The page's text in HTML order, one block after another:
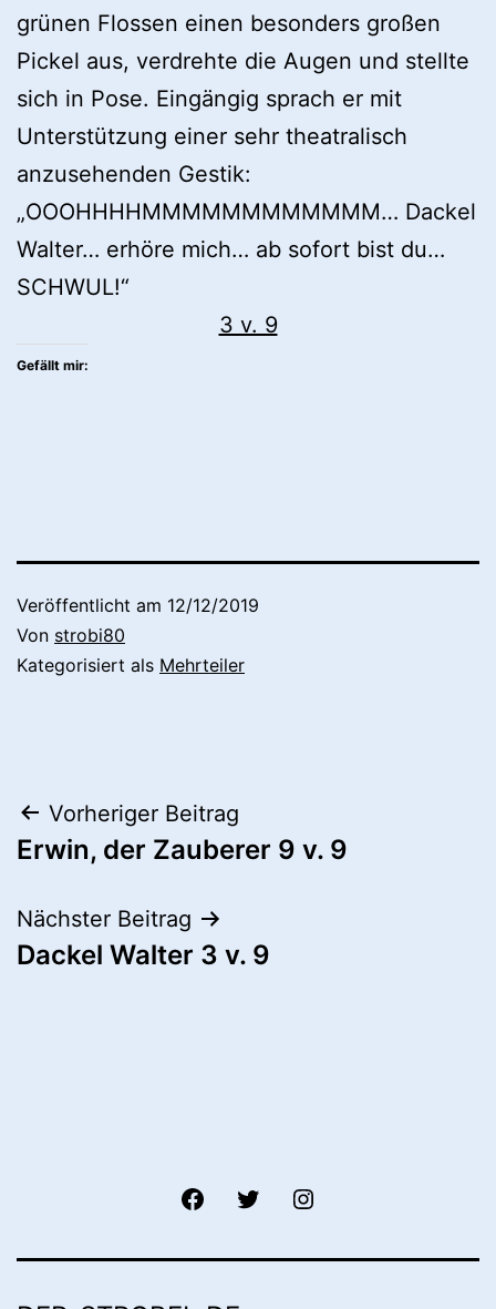
grünen Flossen einen besonders großen
Pickel aus, verdrehte die Augen und stellte
sich in Pose. Eingängig sprach er mit
Unterstützung einer sehr theatralisch
anzusehenden Gestik:
„OOOHHHHMMMMMMMMMMMM… Dackel
Walter… erhöre mich… ab sofort bist du…
SCHWUL!“
3 v. 9
Gefällt mir:
Veröffentlicht am 12/12/2019
Von strobi80
Kategorisiert als Mehrteiler
Beitragsnavigation
Vorheriger Beitrag
Erwin, der Zauberer 9 v. 9
Nächster Beitrag
Dackel Walter 3 v. 9
twitter